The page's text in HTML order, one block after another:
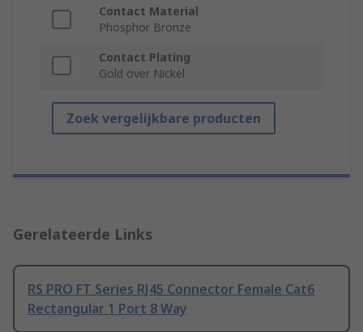
Contact Material
Phosphor Bronze
Contact Plating
Gold over Nickel
Zoek vergelijkbare producten
Gerelateerde Links
RS PRO FT Series RJ45 Connector Female Cat6
Rectangular 1 Port 8 Way